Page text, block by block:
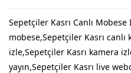
Sepetçiler Kasrı Canlı Mobese
mobese,Sepetçiler Kasrı
izle,Sepetçiler Kasrı kamera
yayın,Sepetçiler Kasrı live